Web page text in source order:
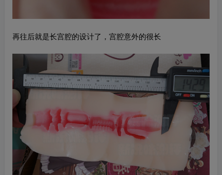
再往后就是长宫腔的设计了，宫腔意外的很长